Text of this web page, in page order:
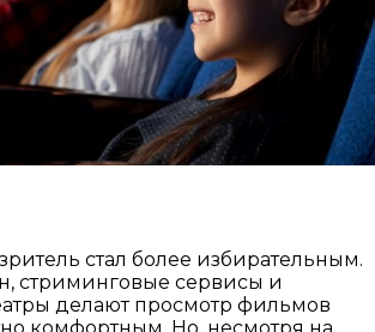
стал более избирательным.
стриминговые сервисы и
делают просмотр фильмов